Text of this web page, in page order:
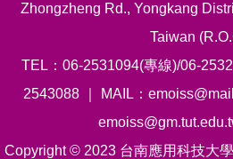
Zhongzheng Rd., Yongkang
Taiwan
TEL：06-2531094(專線)/06-
2543088 ｜ MAIL：
Copyright © 2023 台南應用科技大